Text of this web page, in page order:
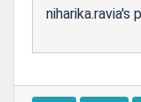
niharika.ravia's